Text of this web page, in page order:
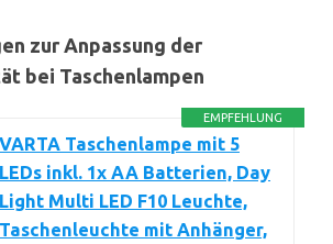
zur Anpassung der
bei Taschenlampen
EMPFEHLUNG
VARTA Taschenlampe mit 5
LEDs inkl. 1x AA Batterien, Day
Light Multi LED F10 Leuchte,
Taschenleuchte mit Anhänger,